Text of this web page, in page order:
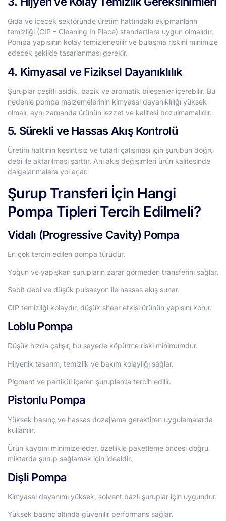
Gıda ve içecek sektöründe üretim hattındaki ekipmanların
temizliği (CIP – Cleaning In Place) standartlara uygun olmalıdır.
Pompa yapısının kolay temizlenebilir ve bulaşma riskini minimize
edecek şekilde tasarlanması gerekir.
4. Kimyasal ve Fiziksel Dayanıklılık
Şuruplar çeşitli asidik, bazik ve aromatik bileşenler içerebilir. Bu
nedenle pompa malzemelerinin kimyasal dayanıklılığı yüksek
olmalı, aynı zamanda ürünün lezzet ve kalitesi bozulmamalıdır.
5. Sürekli ve Hassas Akış Kontrolü
Üretim hattının kesintisiz ve tutarlı çalışması için şurubun doğru
debi ile aktarılması şarttır. Ani akış değişimleri ürün kalitesinde
dalgalanmalara yol açar.
Şurup Transferi İçin Hangi
Pompa Tipleri Tercih Edilmeli?
Vidalı (Progressive Cavity) Pompa
En çok tercih edilen pompa türüdür.
Yoğun ve yapışkan şurupların zarar görmeden transferini sağlar.
Sabit debi ve düşük pulsasyon ile hassas akış sunar.
CIP temizliği kolaydır, düşük shear etkisi ürünün yapısını korur.
Loblu Pompa
Düşük hızda çalışır, bu sayede köpürme riski minimumdur.
Hijyenik tasarım, temizlik ve bakım kolaylığı sağlar.
Pigment ve partikül içeren şuruplarda tercih edilir.
Pistonlu Pompa
Yüksek basınç ve hassas dozajlama gerektiren uygulamalarda
kullanılır.
Ürün kaybını minimize eder, özellikle paketleme öncesi doğru
miktarda şurup sağlamak için idealdir.
Dişli Pompa
Kimyasal dayanımı yüksek, solvent bazlı şuruplar için uygundur.
Yüksek basınç altında güvenilir performans sağlar.